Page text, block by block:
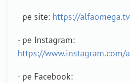
- pe site: https://
- pe Instagram:
https://www.instagram.com/
- pe Facebook: